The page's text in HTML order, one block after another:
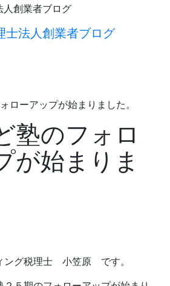
ローアップが始まりました。
塾のフォロ
が始まりま
ング税理士 小笠原 です。